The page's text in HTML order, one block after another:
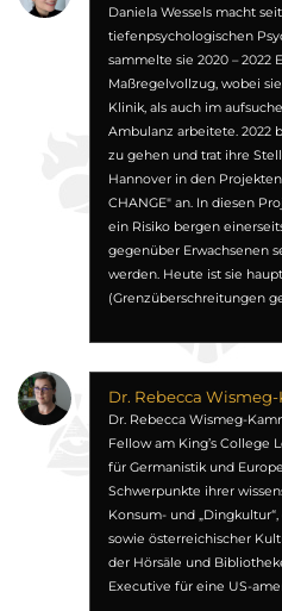
Daniela Wessels macht
tiefenpsychologischen
sammelte sie 2020 – 2022
Maßregelvollzug, wobei
Klinik, als auch im
Ambulanz arbeitete. 2022
zu gehen und trat ihre
Hannover in den
CHANGE" an. In diesen
ein Risiko bergen
gegenüber Erwachsenen
werden. Heute ist sie
(Grenzüberschreitungen
Dr. Rebecca
Dr. Rebecca Wismeg-
Fellow am King’s College
für Germanistik und
Schwerpunkte ihrer
Konsum- und
sowie österreichischer
der Hörsäle und
Executive für eine US-